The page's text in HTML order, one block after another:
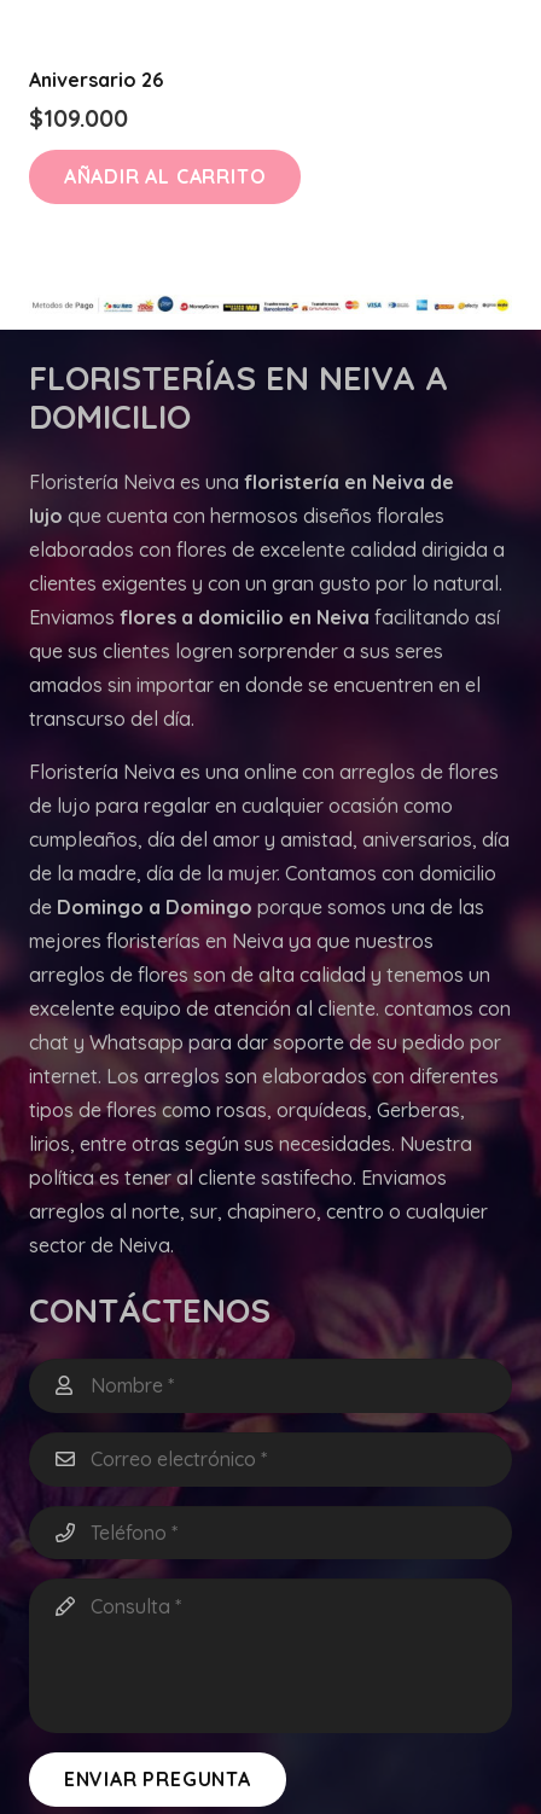
Aniversario 26
$109.000
AÑADIR AL CARRITO
FLORISTERÍAS EN NEIVA A
DOMICILIO
Floristería Neiva es una floristería en Neiva de
lujo que cuenta con hermosos diseños florales
elaborados con flores de excelente calidad dirigida a
clientes exigentes y con un gran gusto por lo natural.
Enviamos flores a domicilio en Neiva facilitando así
que sus clientes logren sorprender a sus seres
amados sin importar en donde se encuentren en el
transcurso del día.
Floristería Neiva es una online con arreglos de flores
de lujo para regalar en cualquier ocasión como
cumpleaños, día del amor y amistad, aniversarios, día
de la madre, día de la mujer. Contamos con domicilio
de Domingo a Domingo porque somos una de las
mejores floristerías en Neiva ya que nuestros
arreglos de flores son de alta calidad y tenemos un
excelente equipo de atención al cliente. contamos con
chat y Whatsapp para dar soporte de su pedido por
internet. Los arreglos son elaborados con diferentes
tipos de flores como rosas, orquídeas, Gerberas,
lirios, entre otras según sus necesidades. Nuestra
política es tener al cliente sastifecho. Enviamos
arreglos al norte, sur, chapinero, centro o cualquier
sector de Neiva.
CONTÁCTENOS
ENVIAR PREGUNTA